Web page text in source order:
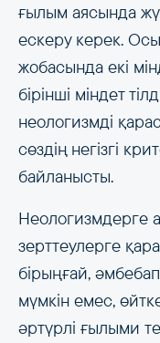
ғылым аясында
ескеру керек.
жобасында екі
бірінші міндет
неологизмді
сөздің негізгі
байланысты.
Неологизмдерге
зерттеулерге
бірыңғай,
мүмкін емес,
әртүрлі ғылыми